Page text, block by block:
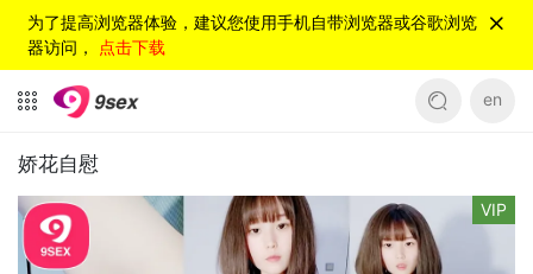
为了提高浏览器体验，建议您使用手机自带浏览器或谷歌浏览
器访问， 点击下载
en
娇花自慰
VIP